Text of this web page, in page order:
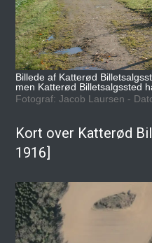
Billede af Katterød
men Katterød Billetsalgssted
Fotograf: Jacob Laursen -
Kort over Katterød
1916]